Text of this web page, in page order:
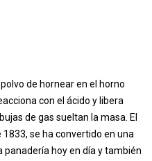
de hornear en el horno
con el ácido y libera
de gas sueltan la masa. El
se ha convertido en una
hoy en día y también